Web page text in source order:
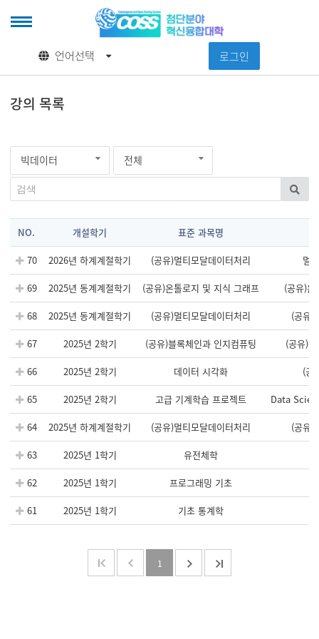
뉴
언어선택 로그인
강의 목록
빅데이터 전체
NO. 개설학기 표준 과목명
70 2026년 하계계절학기 (공유)멀티모달데이터처리 멀
69 2025년 동계계절학기 (공유)온톨로지 및 지식 그래프 (공유)온
68 2025년 동계계절학기 (공유)멀티모달데이터처리 (공유)
67 2025년 2학기 (공유)블록체인과 인지컴퓨팅 (공유)
66 2025년 2학기 데이터 시각화 (공
65 2025년 2학기 고급 기계학습 프로젝트 Data
64 2025년 하계계절학기 (공유)멀티모달데이터처리 (공유)
63 2025년 1학기 유전체학
62 2025년 1학기 프로그래밍 기초
61 2025년 1학기 기초 통계학
1